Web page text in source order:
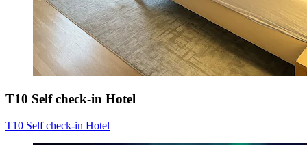
T10 Self check-in Hotel
T10 Self check-in Hotel